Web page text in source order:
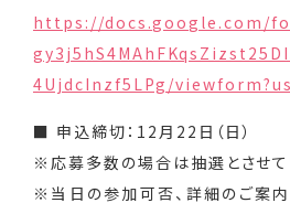
https://docs.google.com/
4UjdcInzf5LPg/
■ 申込締切：12月22日（日）
※応募多数の場合は抽選とさせて
※当日の参加可否、詳細のご案